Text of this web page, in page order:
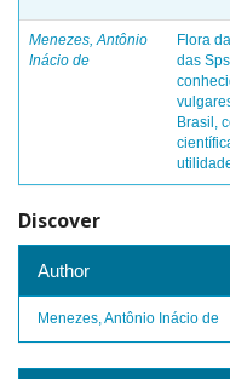
Menezes, Antônio
Inácio de
Flora
das
Brasil,
Discover
Author
Menezes, Antônio Inácio de